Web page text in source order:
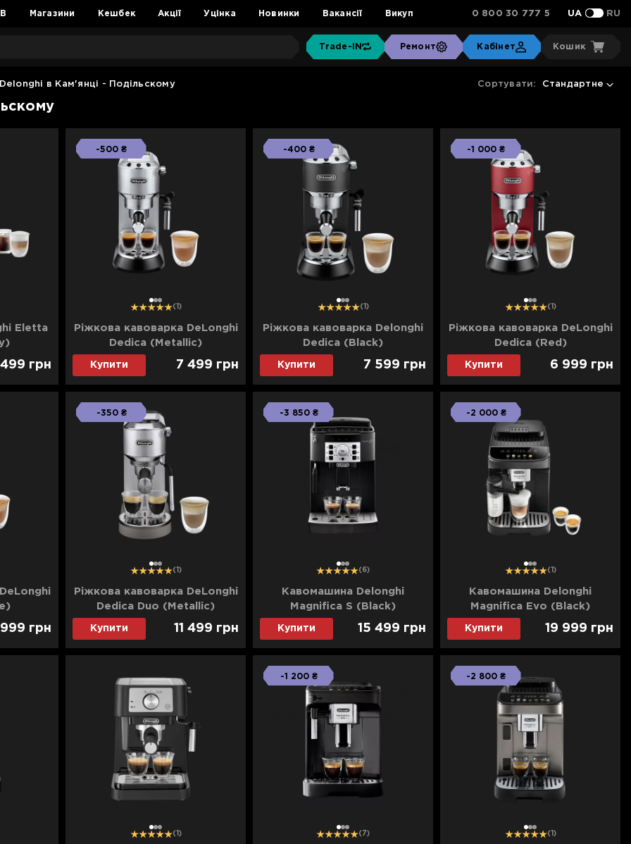
Магазини Кешбек Акції Уцінка Новинки Вакансії Викуп 0 800 30 777 5 UA RU
Trade-IN Ремонт Кабінет Кошик
в Кам'янці - Подільскому Сортувати: Стандартне
Eletta
грн
12 3
-500 ₴
(1)
Ріжкова кавоварка DeLonghi
Dedica (Metallic)
Купити 7 499 грн
12 3
-400 ₴
(1)
Ріжкова кавоварка Delonghi
Dedica (Black)
Купити 7 599 грн
12 3
-1 000 ₴
(1)
Ріжкова кавоварка DeLonghi
Dedica (Red)
Купити 6 999 грн
грн
12 3
-350 ₴
(1)
Ріжкова кавоварка DeLonghi
Dedica Duo (Metallic)
(EC890.M)
Купити 11 499 грн
12 3
-3 850 ₴
(6)
Кавомашина Delonghi
Magnifica S (Black)
Купити 15 499 грн
12 3
-2 000 ₴
(1)
Кавомашина Delonghi
Magnifica Evo (Black)
Купити 19 999 грн
12 3 (1) 12 3
-1 200 ₴
(7) 12 3
-2 800 ₴
(1)